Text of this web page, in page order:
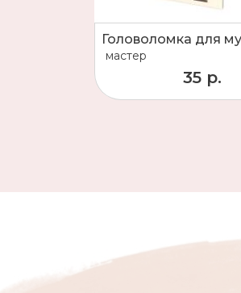
мастер
35 р.